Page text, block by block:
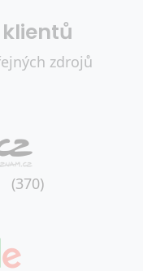
zdrojů
(370)